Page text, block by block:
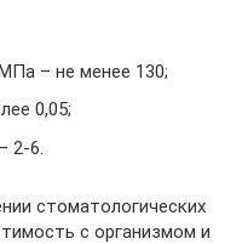
– не менее 130;
0,05;
2-6.
стоматологических
с организмом и